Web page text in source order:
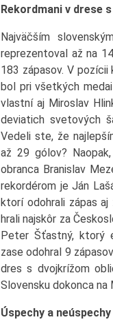
Rekordmani v drese
Najväčším
reprezentoval až na
183 zápasov. V pozícii
bol pri všetkých
vlastní aj Miroslav
deviatich svetových
Vedeli ste, že
až 29 gólov?
obranca Branislav
rekordérom je Ján
ktorí odohrali zápas
hrali najskôr za
Peter Šťastný, ktorý
zase odohral 9
dres s dvojkrížom
Slovensku dokonca na
Úspechy a